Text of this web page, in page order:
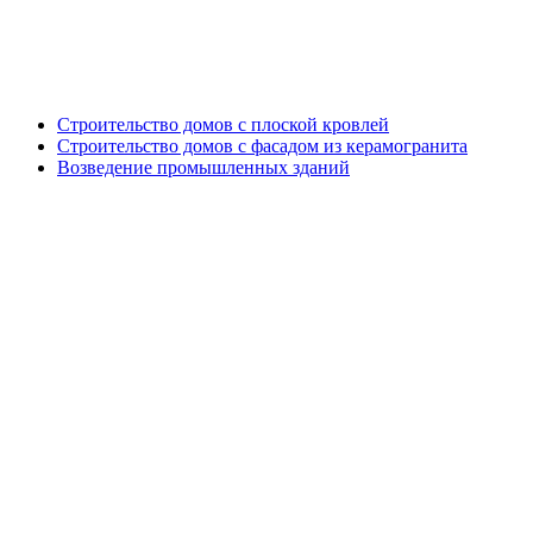
Строительство домов с плоской кровлей
Строительство домов с фасадом из керамогранита
Возведение промышленных зданий